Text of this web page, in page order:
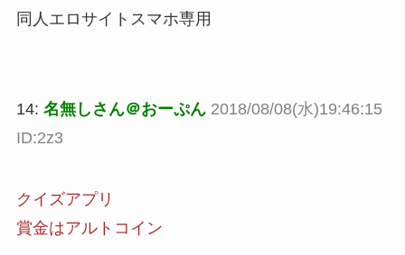
同人エロサイトスマホ専用
14: 名無しさん＠おーぷん 2018/08/08(水)19:46:15
ID:2z3
クイズアプリ
賞金はアルトコイン